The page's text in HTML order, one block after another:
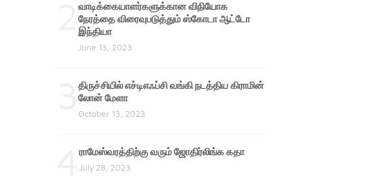
வாடிக்கையாளர்களுக்கான விநியோக
நேரத்தை விரைவுபடுத்தும் ஸ்கோடா ஆட்டோ
இந்தியா
June 13, 2023
திருச்சியில் எச்டிஎஃப்சி வங்கி நடத்திய கிராமின்
லோன் மேளா
October 13, 2023
ராமேஸ்வரத்திற்கு வரும் ஜோதிர்லிங்க கதா
July 28, 2023